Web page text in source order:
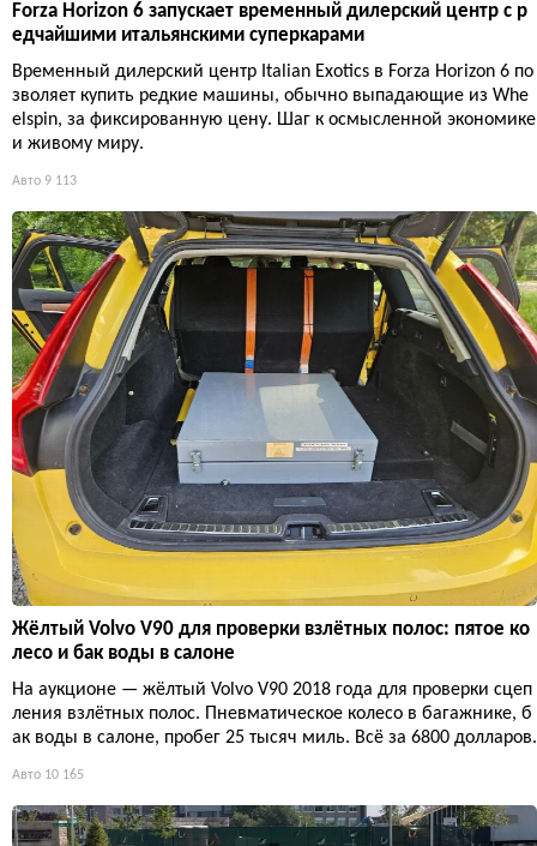
Forza Horizon 6 запускает временный дилерский центр с р
едчайшими итальянскими суперкарами
Временный дилерский центр Italian Exotics в Forza Horizon 6 по
зволяет купить редкие машины, обычно выпадающие из Whe
elspin, за фиксированную цену. Шаг к осмысленной экономике
и живому миру.
Авто 9 113
Жёлтый Volvo V90 для проверки взлётных полос: пятое ко
лесо и бак воды в салоне
На аукционе — жёлтый Volvo V90 2018 года для проверки сцеп
ления взлётных полос. Пневматическое колесо в багажнике, б
ак воды в салоне, пробег 25 тысяч миль. Всё за 6800 долларов.
Авто 10 165